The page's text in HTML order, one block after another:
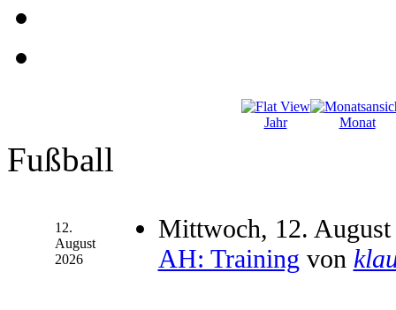
Jahr Monat
Fußball
12.
August
2026
Mittwoch, 12.
AH: Training von